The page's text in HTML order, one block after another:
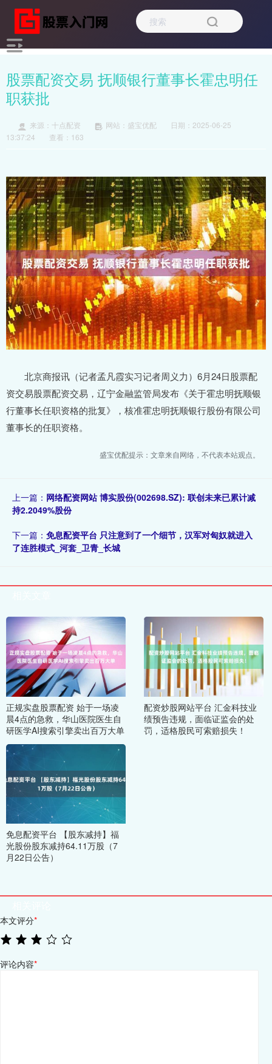
股票配资交易 抚顺银行董事长霍忠明任
职获批
来源：十点配资 网站：盛宝优配
日期：2025-06-25
13:37:24
查看：163
北京商报讯（记者孟凡霞实习记者周义力）6月24日股票配
资交易股票配资交易，辽宁金融监管局发布《关于霍忠明抚顺银
行董事长任职资格的批复》，核准霍忠明抚顺银行股份有限公司
董事长的任职资格。
盛宝优配提示：文章来自网络，不代表本站观点。
上一篇： 网络配资网站 博实股份(002698.SZ): 联创未来已累计减
持2.2049%股份
下一篇： 免息配资平台 只注意到了一个细节，汉军对匈奴就进入
了连胜模式_河套_卫青_长城
正规实盘股票配资 始于一场凌
晨4点的急救，华山医院医生自
研医学AI搜索引擎卖出百万大单
配资炒股网站平台 汇金科技业
绩预告违规，面临证监会的处
罚，适格股民可索赔损失！
免息配资平台 【股东减持】福
光股份股东减持64.11万股（7
月22日公告）
本文评分*
评论内容*